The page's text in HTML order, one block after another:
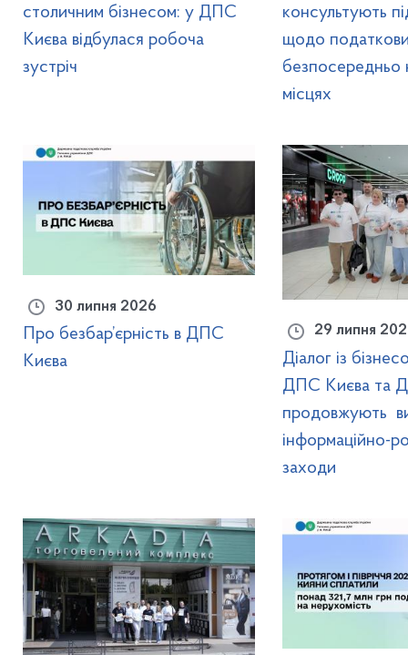
столичним бізнесом: у ДПС
Києва відбулася робоча
зустріч
консультують
щодо
безпосередньо
місцях
30 липня 2026
Про безбар’єрність в ДПС
Києва
29 липня
Діалог із
ДПС Києва та
продовжують
інформаційно-
заходи